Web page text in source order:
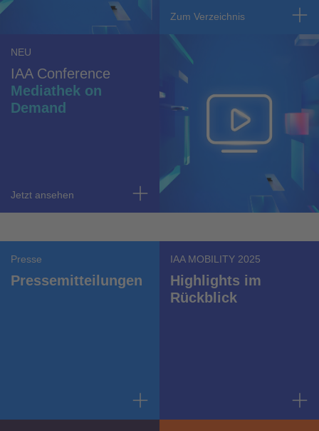
Zum Verzeichnis
NEU
IAA Conference
Mediathek on
Demand
Jetzt ansehen
Presse
Presse­mitteilungen
IAA MOBILITY 2025
Highlights im
Rückblick